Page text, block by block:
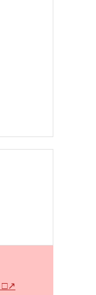
□↗